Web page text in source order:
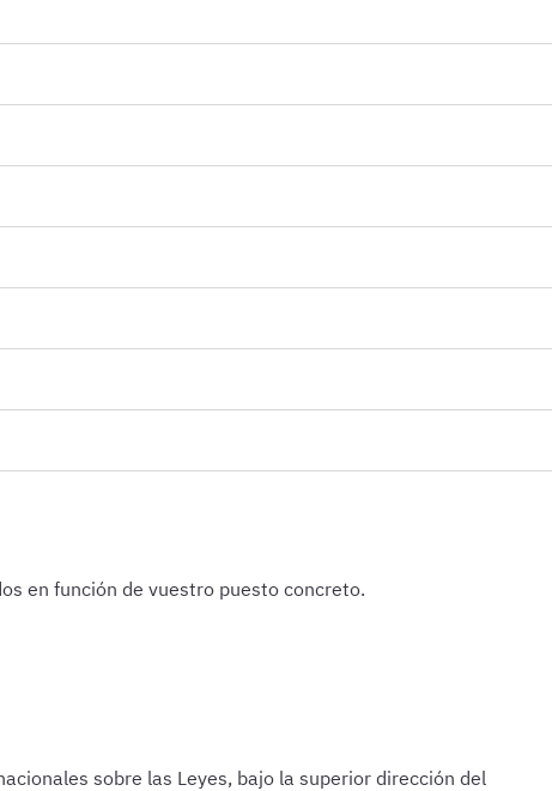
en función de vuestro puesto concreto.
sobre las Leyes, bajo la superior dirección del